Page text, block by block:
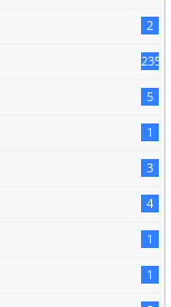
2
235
5
1
3
4
1
1